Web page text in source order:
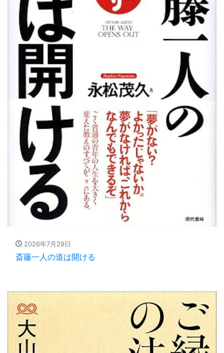
2026年7月29日
斎藤一人の道は開ける